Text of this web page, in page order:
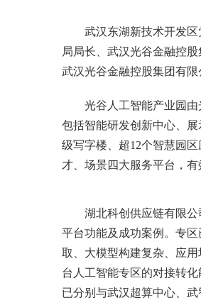
武汉东湖新技术开发
局局长、武汉光谷金融控
武汉光谷金融控股集团有
光谷人工智能产业园由
包括智能研发创新中心、
级写字楼、超12个智慧园
才、场景四大服务平台，
湖北科创供应链有限
平台功能及成功案例。专
取、大模型构建复杂、应
台人工智能专区的对接转
已分别与武汉超算中心、